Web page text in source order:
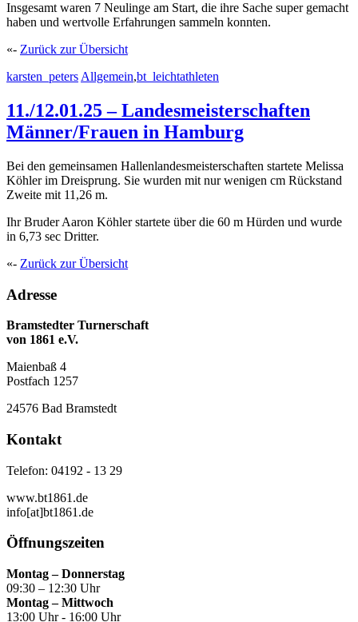
Insgesamt waren 7 Neulinge am Start, die ihre Sache super gemacht
haben und wertvolle Erfahrungen sammeln konnten.
«- Zurück zur Übersicht
karsten_peters Allgemein,bt_leichtathleten
11./12.01.25 – Landesmeisterschaften
Männer/Frauen in Hamburg
Bei den gemeinsamen Hallenlandesmeisterschaften startete Melissa
Köhler im Dreisprung. Sie wurden mit nur wenigen cm Rückstand
Zweite mit 11,26 m.
Ihr Bruder Aaron Köhler startete über die 60 m Hürden und wurde
in 6,73 sec Dritter.
«- Zurück zur Übersicht
Adresse
Bramstedter Turnerschaft
von 1861 e.V.
Maienbaß 4
Postfach 1257
24576 Bad Bramstedt
Kontakt
Telefon: 04192 - 13 29
www.bt1861.de
info[at]bt1861.de
Öffnungszeiten
Montag – Donnerstag
09:30 – 12:30 Uhr
Montag – Mittwoch
13:00 Uhr - 16:00 Uhr